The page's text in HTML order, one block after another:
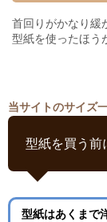
首回りがかなり緩
型紙を使ったほう
当サイトのサイズ
型紙を買う前
型紙はあくまで